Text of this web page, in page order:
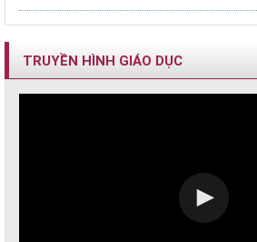
TRUYỀN HÌNH GIÁO DỤC